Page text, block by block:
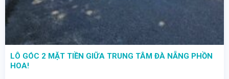
LÔ GÓC 2 MẶT TIỀN GIỮA TRUNG TÂM ĐÀ NẴNG PHỒN
HOA!